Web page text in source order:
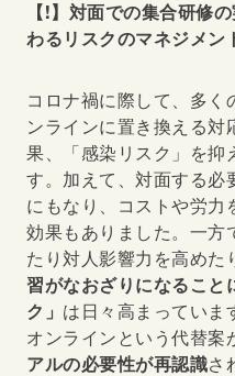
【!】対面での集合研修
わるリスクのマネジメン
コロナ禍に際して、多く
ンラインに置き換える
果、「感染リスク」を抑
す。加えて、対面する必
にもなり、コストや労力
効果もありました。一方
たり対人影響力を高めた
習がなおざりになること
ク」 は日々高まっていま
オンラインという代替案
アルの必要性が再認識さ